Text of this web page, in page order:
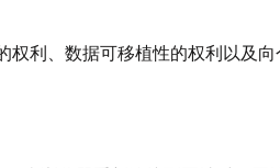
权利、数据可移植性的权利以及向